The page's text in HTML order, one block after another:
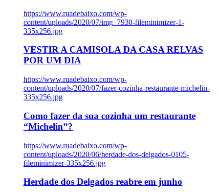
https://www.ruadebaixo.com/wp-
content/uploads/2020/07/img_7930-fileminimizer-1-
335x256.jpg
VESTIR A CAMISOLA DA CASA RELVAS
POR UM DIA
https://www.ruadebaixo.com/wp-
content/uploads/2020/07/fazer-cozinha-restaurante-michelin-
335x256.jpg
Como fazer da sua cozinha um restaurante
“Michelin”?
https://www.ruadebaixo.com/wp-
content/uploads/2020/06/herdade-dos-delgados-0105-
fileminimizer-335x256.jpg
Herdade dos Delgados reabre em junho